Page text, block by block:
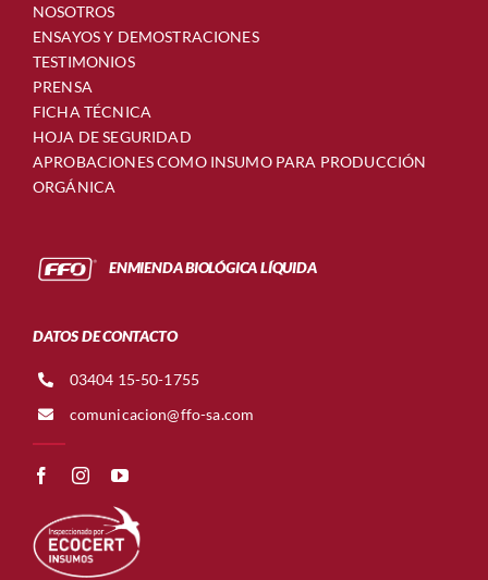
NOSOTROS
ENSAYOS Y DEMOSTRACIONES
TESTIMONIOS
PRENSA
FICHA TÉCNICA
HOJA DE SEGURIDAD
APROBACIONES COMO INSUMO PARA PRODUCCIÓN
ORGÁNICA
ENMIENDA BIOLÓGICA LÍQUIDA
DATOS DE CONTACTO
03404 15-50-1755
comunicacion@ffo-sa.com